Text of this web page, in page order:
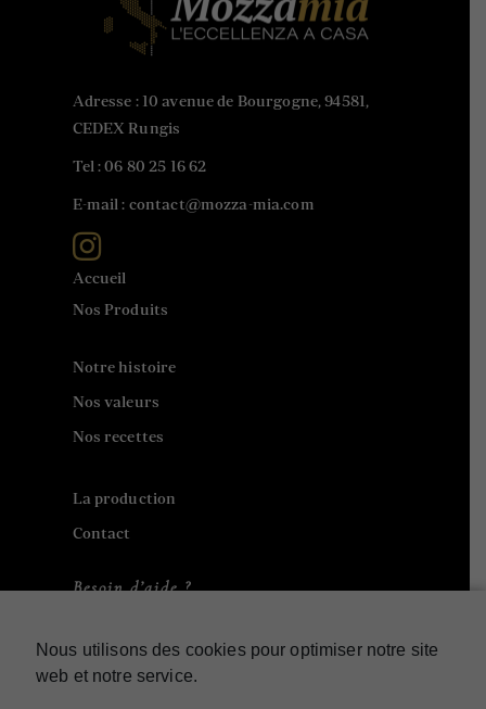
Nous utilisons des cookies pour optimiser notre site
web et notre service.
Adresse : 10 avenue de Bourgogne, 94581,
CEDEX Rungis
Tel :06 80 25 16 62
E-mail : contact@mozza-mia.com
Accueil
Nos Produits
Notre histoire
Nos valeurs
Nos recettes
La production
Contact
Besoin d’aide ?
Mon compte